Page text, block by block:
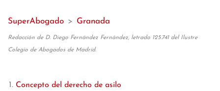
SuperAbogado > Granada
Redacción de D. Diego Fernández Fernández, letrado 125.741 del Ilustre
Colegio de Abogados de Madrid.
Concepto del derecho de asilo